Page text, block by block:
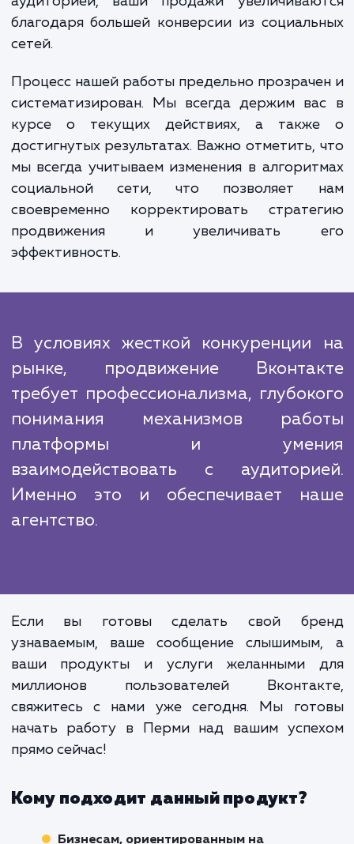
отслеживая их эффективность и
случае необходимости. Мы ведем
активное взаимодействие с вашей
Достижение этих услуг приводит к
преимуществ. Ваш бренд
узнаваемым, вы начинаете
взаимодействовать с вашей
аудиторией, ваши продажи
благодаря большей конверсии из
систематизирован. Мы всегда держим
курсе о текущих действиях, а
достигнутых результатах. Важно отметить,
мы всегда учитываем изменения в
социальной сети, что позволяет
своевременно корректировать
продвижения и увеличивать
эффективность.
рынке, продвижение
требует профессионализма,
понимания механизмов
платформы и
взаимодействовать с
агентство.